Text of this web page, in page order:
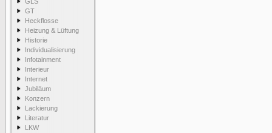
GT
Heckflosse
Heizung & Lüftung
Historie
Individualisierung
Infotainment
Interieur
Internet
Jubiläum
Konzern
Lackierung
Literatur
LKW